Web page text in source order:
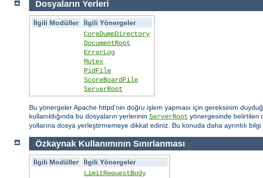
Dosyaların Yerleri
İlgili Modüller
İlgili Yönergeler
CoreDumpDirectory
DocumentRoot
ErrorLog
Mutex
PidFile
ScoreBoardFile
ServerRoot
Bu yönergeler Apache httpd’nin doğru işlem yapması için gereksinim
kullanıldığında bu dosyaların yerlerinin ServerRoot yönergesinde belirtilen
yollarına dosya yerleştirmemeye dikkat ediniz. Bu konuda daha ayrıntılı
Özkaynak Kullanımının Sınırlanması
İlgili Modüller
İlgili Yönergeler
LimitRequestBody